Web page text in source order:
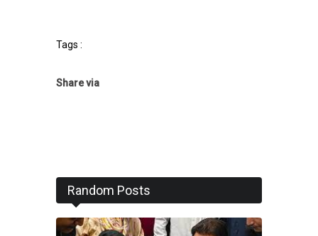
Tags :
Share via
Random Posts